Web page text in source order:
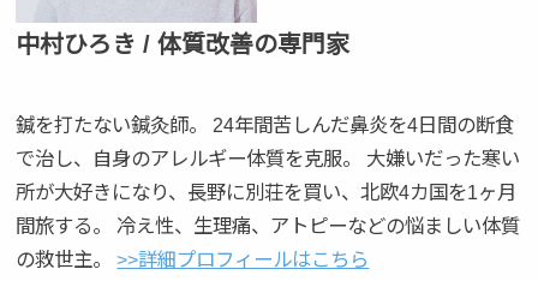
中村ひろき / 体質改善の専門家
鍼を打たない鍼灸師。 24年間苦しんだ鼻炎を4日間の断食
で治し、自身のアレルギー体質を克服。 大嫌いだった寒い
所が大好きになり、長野に別荘を買い、北欧4カ国を1ヶ月
間旅する。 冷え性、生理痛、アトピーなどの悩ましい体質
の救世主。>>詳細プロフィールはこちら